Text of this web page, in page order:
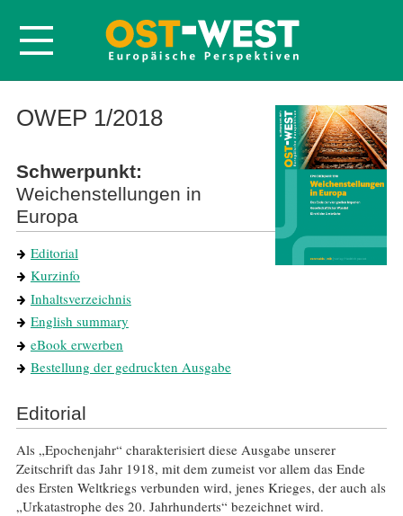
Startseite
Volltexte
Probeheft
Nachbestellen
Abonnieren
Kontakt
OWEP 1/2018
Schwerpunkt:
Weichenstellungen in
Europa
Editorial
Kurzinfo
Inhaltsverzeichnis
English summary
eBook erwerben
Bestellung der gedruckten Ausgabe
Editorial
Als „Epochenjahr“ charakterisiert diese Ausgabe unserer
Zeitschrift das Jahr 1918, mit dem zumeist vor allem das Ende
des Ersten Weltkriegs verbunden wird, jenes Krieges, der auch als
„Urkatastrophe des 20. Jahrhunderts“ bezeichnet wird.